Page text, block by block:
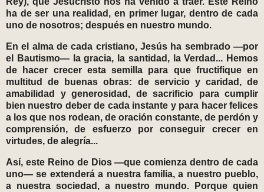
ha de ser una realidad, en primer lugar, dentro de cada
uno de nosotros; después en nuestro mundo.
En el alma de cada cristiano, Jesús ha sembrado —por
el Bautismo— la gracia, la santidad, la Verdad... Hemos
de hacer crecer esta semilla para que fructifique en
multitud de buenas obras: de servicio y caridad, de
amabilidad y generosidad, de sacrificio para cumplir
bien nuestro deber de cada instante y para hacer felices
a los que nos rodean, de oración constante, de perdón y
comprensión, de esfuerzo por conseguir crecer en
virtudes, de alegría...
Así, este Reino de Dios —que comienza dentro de cada
uno— se extenderá a nuestra familia, a nuestro pueblo,
a nuestra sociedad, a nuestro mundo. Porque quien